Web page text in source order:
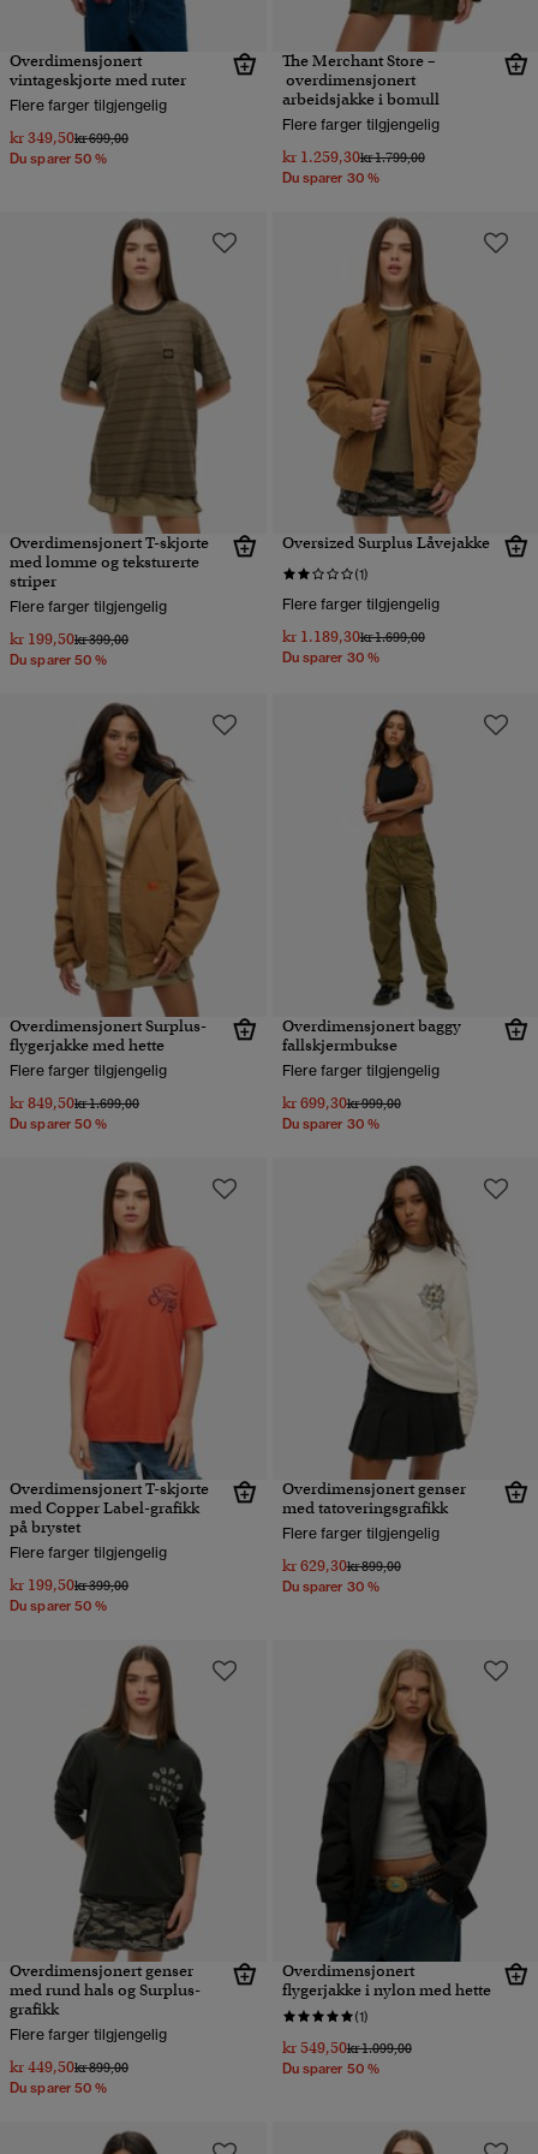
Overdimensjonert
vintageskjorte med ruter
Flere farger tilgjengelig
kr 349,50Pris nedsatt fra
kr 699,00til
Du sparer 50 %
The Merchant Store –
overdimensjonert
arbeidsjakke i bomull
Flere farger tilgjengelig
kr 1.259,30Pris nedsatt fra
kr 1.799,00til
Du sparer 30 %
Overdimensjonert T-skjorte
med lomme og teksturerte
striper
Flere farger tilgjengelig
kr 199,50Pris nedsatt fra
kr 399,00til
Du sparer 50 %
Oversized Surplus Låvejakke
(1)
Flere farger tilgjengelig
kr 1.189,30Pris nedsatt fra
kr 1.699,00til
Du sparer 30 %
Overdimensjonert Surplus-
flygerjakke med hette
Flere farger tilgjengelig
kr 849,50Pris nedsatt fra
kr 1.699,00til
Du sparer 50 %
Overdimensjonert baggy
fallskjermbukse
Flere farger tilgjengelig
kr 699,30Pris nedsatt fra
kr 999,00til
Du sparer 30 %
Overdimensjonert T-skjorte
med Copper Label-grafikk
på brystet
Flere farger tilgjengelig
kr 199,50Pris nedsatt fra
kr 399,00til
Du sparer 50 %
Overdimensjonert genser
med tatoveringsgrafikk
Flere farger tilgjengelig
kr 629,30Pris nedsatt fra
kr 899,00til
Du sparer 30 %
Overdimensjonert genser
med rund hals og Surplus-
grafikk
Flere farger tilgjengelig
kr 449,50Pris nedsatt fra
kr 899,00til
Du sparer 50 %
Overdimensjonert
flygerjakke i nylon med hette
(1)
kr 549,50Pris nedsatt fra
kr 1.099,00til
Du sparer 50 %